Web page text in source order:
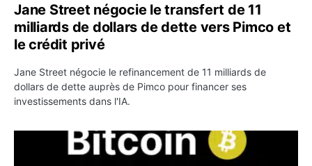
Jane Street négocie le transfert de 11
milliards de dollars de dette vers Pimco et
le crédit privé
Jane Street négocie le refinancement de 11 milliards de
dollars de dette auprès de Pimco pour financer ses
investissements dans l'IA.
Bitcoin stagne à 64 000 dollars pendant que les